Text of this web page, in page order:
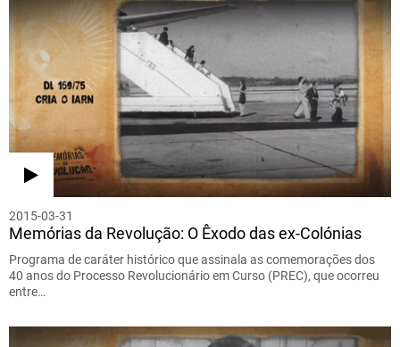
2015-03-31
Memórias da Revolução: O Êxodo das ex-Colónias
Programa de caráter histórico que assinala as comemorações dos
40 anos do Processo Revolucionário em Curso (PREC), que ocorreu
entre…